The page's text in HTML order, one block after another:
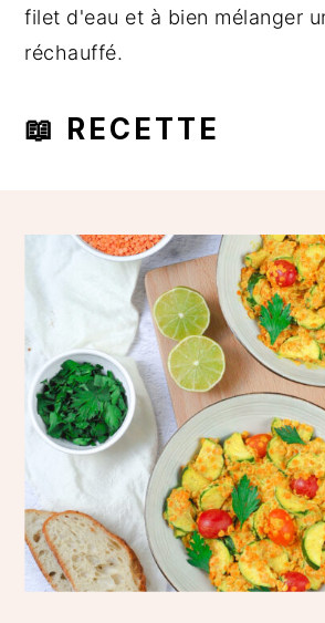
filet d'eau et à bien mélanger
réchauffé.
📖 RECETTE